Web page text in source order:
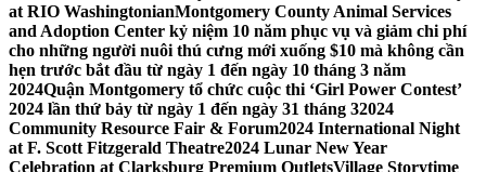
at RIO WashingtonianMontgomery County Animal Services
and Adoption Center kỷ niệm 10 năm phục vụ và giảm chi phí
cho những người nuôi thú cưng mới xuống $10 mà không cần
hẹn trước bắt đầu từ ngày 1 đến ngày 10 tháng 3 năm
2024Quận Montgomery tổ chức cuộc thi ‘Girl Power Contest’
2024 lần thứ bảy từ ngày 1 đến ngày 31 tháng 32024
Community Resource Fair & Forum2024 International Night
at F. Scott Fitzgerald Theatre2024 Lunar New Year
Celebration at Clarksburg Premium OutletsVillage Storytime